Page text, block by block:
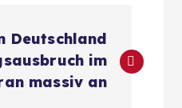
Deutschland
im
massiv an